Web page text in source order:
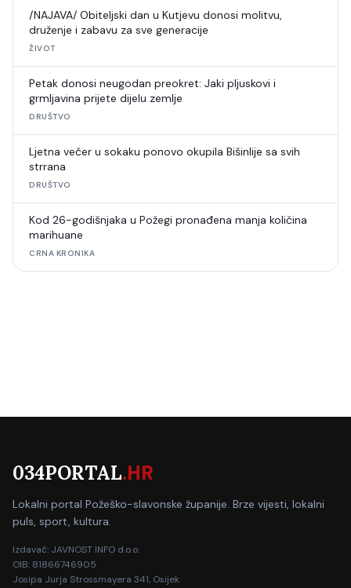
/NAJAVA/ Obiteljski dan u Kutjevu donosi molitvu,
druženje i zabavu za sve generacije
ŽIVOT
Petak donosi neugodan preokret: Jaki pljuskovi i
grmljavina prijete dijelu zemlje
DRUŠTVO
Ljetna večer u sokaku ponovo okupila Bišinlije sa svih
strrana
DRUŠTVO
Kod 26-godišnjaka u Požegi pronađena manja količina
marihuane
CRNA KRONIKA
034PORTAL.HR
Lokalni portal Požeško-slavonske županije. Brze vijesti, lokalni
puls, sport, kultura.
Izdavač: JAVNOST INFO d.o.o.
OIB: 81866746905
Josipa Jurja Strossmayera 341, Osijek